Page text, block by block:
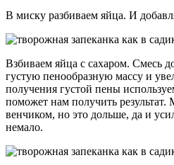
В миску разбиваем яйца. И
Взбиваем яйца с сахаром. Смесь
густую пенообразную массу и
получения густой пены
поможет нам получить результат.
венчиком, но это дольше, да и
немало.